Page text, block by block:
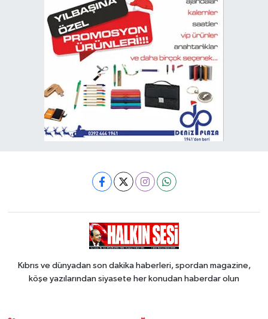
Kıbrıs ve dünyadan son dakika haberleri, spordan magazine,
köşe yazılarından siyasete her konudan haberdar olun